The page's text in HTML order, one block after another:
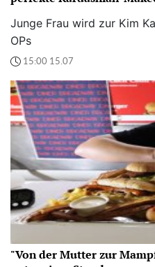
Junge Frau wird zur Kim
OPs
15:00 15.07
"Von der Mutter zur